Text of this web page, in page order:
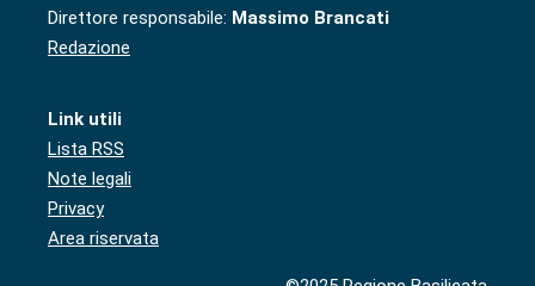
Direttore responsabile: Massimo Brancati
Redazione
Link utili
Lista RSS
Note legali
Privacy
Area riservata